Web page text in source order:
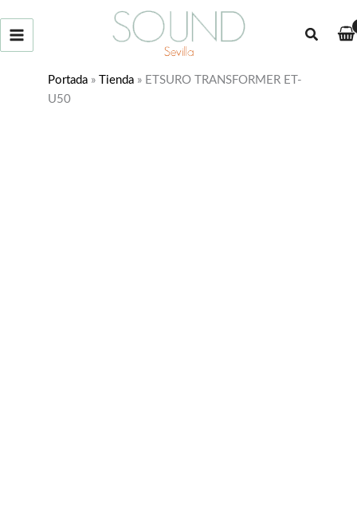
Buscar
Portada » Tienda » ETSURO TRANSFORMER ET-
U50